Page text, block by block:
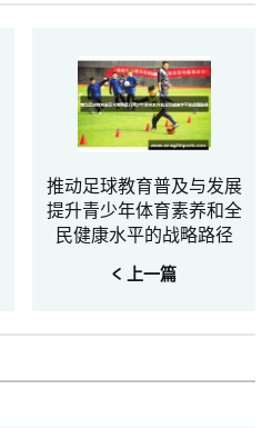
推动足球教育普及与发展
提升青少年体育素养和全
民健康水平的战略路径
< 上一篇